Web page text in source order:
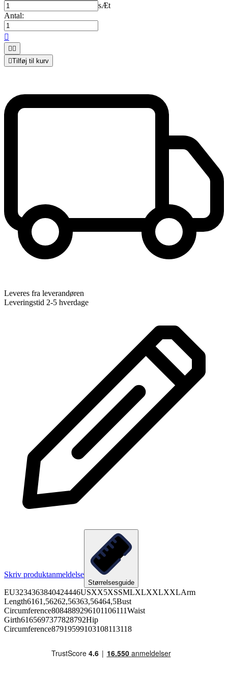
sÆt
Antal:

 
Tilføj til kurv
Leveres fra leverandøren
Leveringstid 2-5 hverdage
Skriv produktanmeldelse
Størrelsesguide
EU3234363840424446USXX5XSSMLXLXXLXXLArm
Length6161,56262,56363,56464,5Bust
Circumference8084889296101106111Waist
Girth6165697377828792Hip
Circumference87919599103108113118